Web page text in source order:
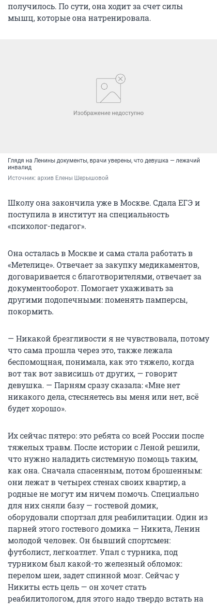
получилось. По сути, она ходит за счет силы
мышц, которые она натренировала.
Глядя на Ленины документы, врачи уверены, что девушка — лежачий
инвалид
Источник: архив Елены Шерышовой
Школу она закончила уже в Москве. Сдала ЕГЭ и
поступила в институт на специальность
«психолог-педагог».
Она осталась в Москве и сама стала работать в
«Метелице». Отвечает за закупку медикаментов,
договаривается с благотворителями, отвечает за
документооборот. Помогает ухаживать за
другими подопечными: поменять памперсы,
покормить.
— Никакой брезгливости я не чувствовала, потому
что сама прошла через это, также лежала
беспомощная, понимала, как это тяжело, когда
вот так вот зависишь от других, — говорит
девушка. — Парням сразу сказала: «Мне нет
никакого дела, стесняетесь вы меня или нет, всё
будет хорошо».
Их сейчас пятеро: это ребята со всей России после
тяжелых травм. После истории с Леной решили,
что нужно наладить системную помощь таким,
как она. Сначала спасенным, потом брошенным:
они лежат в четырех стенах своих квартир, а
родные не могут им ничем помочь. Специально
для них сняли базу — гостевой домик,
оборудовали спортзал для реабилитации. Один из
парней этого гостевого домика — Никита, Ленин
молодой человек. Он бывший спортсмен:
футболист, легкоатлет. Упал с турника, под
турником был какой-то железный обломок:
перелом шеи, задет спинной мозг. Сейчас у
Никиты есть цель — он хочет стать
реабилитологом, для этого надо твердо встать на